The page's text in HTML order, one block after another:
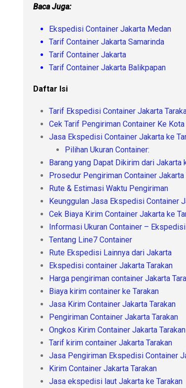
Baca Juga:
Ekspedisi Container Jakarta Medan
Tarif Container Jakarta Samarinda
Tarif Container Jakarta
Tarif Container Jakarta Balikpapan
Daftar Isi
Tarif Ekspedisi Container Jakarta
Cek Tarif Pengiriman Container Ke Kota
Jasa Ekspedisi Container Jakarta ke
Pilihan Ukuran Container:
Barang yang Dapat Dikirim dari Jakarta
Prosedur Pengiriman Container Jakarta
Rute & Estimasi Waktu Pengiriman
Keunggulan Jasa Ekspedisi Container
Cek Biaya Kirim Container Jakarta ke
Informasi Ukuran Container –
Tentang Line7 Container
Rute Ekspedisi Lainnya dari Jakarta
Ekspedisi container Jakarta Tarakan
Harga pengiriman container Jakarta
Biaya kirim container ke Tarakan
Jasa Kirim Container Jakarta Tarakan
Pengiriman Container Jakarta Tarakan
Ongkos Kirim Container Jakarta Tarakan
Tarif kirim container Jakarta Tarakan
Jasa Pengiriman Ekspedisi Container
Kirim Container Jakarta Tarakan
Jasa ekspedisi laut Jakarta ke Tarakan